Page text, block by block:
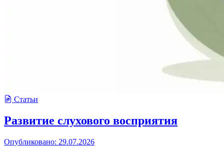
Статьи
Развитие слухового восприятия
Опубликовано: 29.07.2026